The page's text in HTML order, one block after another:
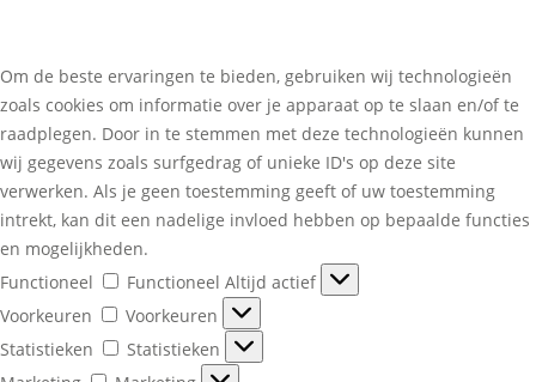
Om de beste ervaringen te bieden, gebruiken wij technologieën
zoals cookies om informatie over je apparaat op te slaan en/of te
raadplegen. Door in te stemmen met deze technologieën kunnen
wij gegevens zoals surfgedrag of unieke ID's op deze site
verwerken. Als je geen toestemming geeft of uw toestemming
intrekt, kan dit een nadelige invloed hebben op bepaalde functies
en mogelijkheden.
Functioneel
Functioneel Altijd actief
Voorkeuren
Voorkeuren
Statistieken
Statistieken